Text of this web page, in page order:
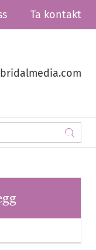
Ta kontakt